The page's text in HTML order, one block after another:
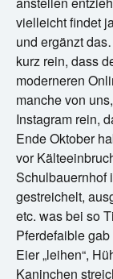
vielleicht findet
und ergänzt
kurz rein, dass
moderneren
manche von
Instagram rein,
Ende Oktober
vor
Schulbauernhof
gestreichelt,
etc. was bei so
Pferdefaible
Eier „leihen“,
Kaninchen